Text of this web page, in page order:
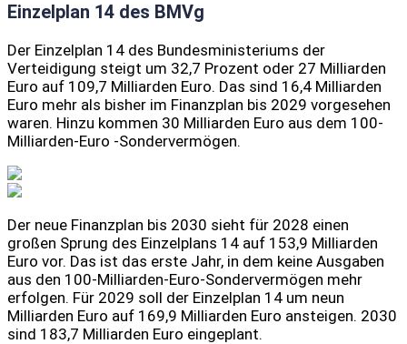
Einzelplan 14 des BMVg
Der Einzelplan 14 des Bundesministeriums der
Verteidigung steigt um 32,7 Prozent oder 27 Milliarden
Euro auf 109,7 Milliarden Euro. Das sind 16,4 Milliarden
Euro mehr als bisher im Finanzplan bis 2029 vorgesehen
waren. Hinzu kommen 30 Milliarden Euro aus dem 100-
Milliarden-Euro -Sondervermögen.
Der neue Finanzplan bis 2030 sieht für 2028 einen
großen Sprung des Einzelplans 14 auf 153,9 Milliarden
Euro vor. Das ist das erste Jahr, in dem keine Ausgaben
aus den 100-Milliarden-Euro-Sondervermögen mehr
erfolgen. Für 2029 soll der Einzelplan 14 um neun
Milliarden Euro auf 169,9 Milliarden Euro ansteigen. 2030
sind 183,7 Milliarden Euro eingeplant.